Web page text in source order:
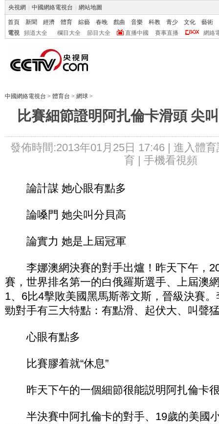
央視網 中國網絡電視台 網站地圖
首頁 新聞 經濟 體育 綜藝 春晚 戲曲 音樂 科教 青少 文化
藝術
電視
頻道大全 欄目大全 節目大全 直播中國 賽事直播 網絡
中國網絡電視台 > 體育台 > 網球 >
比賽細節證明阿扎倫卡滑頭 尖
發佈時間:2013年01月25日 17:46 | 進入體
育 | 手機看視頻
論計謀 她心眼有點多
論嗓門 她尖叫分貝高
論實力 她是上屆冠軍
李娜澳網決賽的對手出爐！昨天下午，
賽，世界排名第一的白俄羅斯選手、上屆澳
1、6比4擊敗美國黑馬斯蒂文斯，晉級決賽
勁對手有三大特點：有點滑、起伏大、叫聲
心眼有點多
比賽膠着就“休息”
昨天下午的一個細節很能説明阿扎倫卡
半決賽中阿扎倫卡的對手、19歲的美國